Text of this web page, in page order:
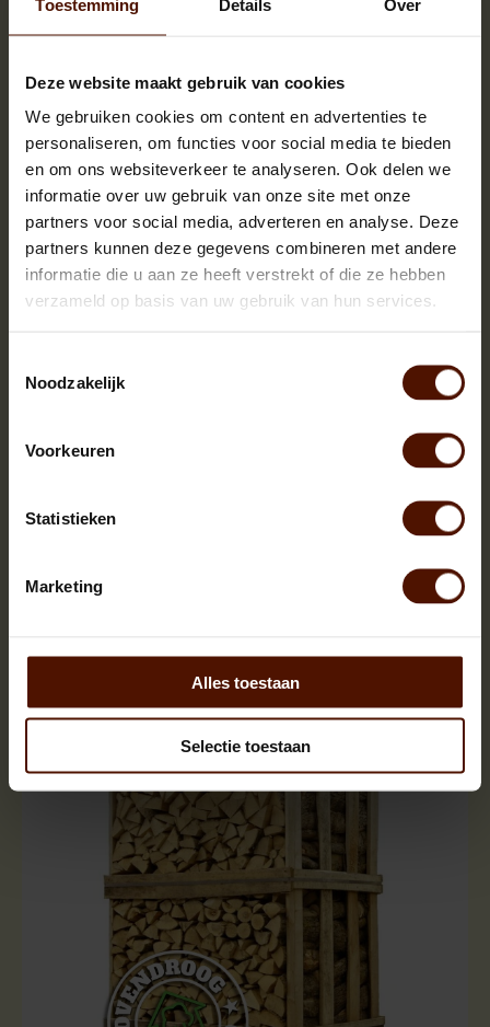
Toestemming Details Over
Deze website maakt gebruik van cookies
We gebruiken cookies om content en advertenties te
personaliseren, om functies voor social media te bieden
en om ons websiteverkeer te analyseren. Ook delen we
informatie over uw gebruik van onze site met onze
partners voor social media, adverteren en analyse. Deze
partners kunnen deze gegevens combineren met andere
informatie die u aan ze heeft verstrekt of die ze hebben
verzameld op basis van uw gebruik van hun services.
Noodzakelijk
Voorkeuren
Statistieken
Marketing
Alles toestaan
Selectie toestaan
Halve pallets | ca.500 blokken |
ca.120x80x120cm. | bloklengte ca.25 cm.
Netzakken | 60 of 90 stuks | bloklengte ca.25 cm.